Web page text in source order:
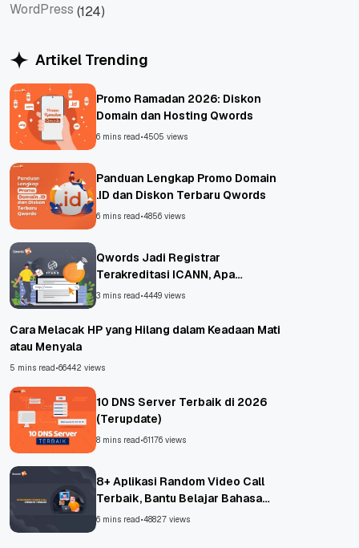
WordPress (124)
Artikel Trending
Promo Ramadan 2026: Diskon
Domain dan Hosting Qwords
6 mins read •4505 views
Panduan Lengkap Promo Domain
.ID dan Diskon Terbaru Qwords
6 mins read •4856 views
Qwords Jadi Registrar
Terakreditasi ICANN, Apa
Untungnya?
3 mins read •4449 views
Cara Melacak HP yang Hilang dalam Keadaan Mati
atau Menyala
5 mins read •66442 views
10 DNS Server Terbaik di 2026
(Terupdate)
8 mins read •61176 views
8+ Aplikasi Random Video Call
Terbaik, Bantu Belajar Bahasa
Asing!
6 mins read •48827 views